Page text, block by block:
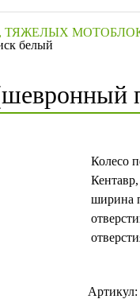
ТЯЖЕЛЫХ
белый
Колесо
ширина
Артикул: